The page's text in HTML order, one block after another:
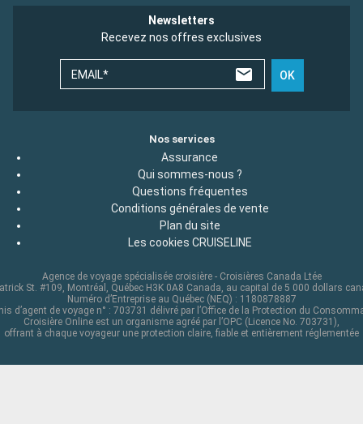
Newsletters
Recevez nos offres exclusives
EMAIL* OK
Nos services
Assurance
Qui sommes-nous ?
Questions fréquentes
Conditions générales de vente
Plan du site
Les cookies CRUISELINE
Agence de voyage spécialisée croisière - Croisières Canada Ltée
St. #109, Montréal, Québec H3K 0A8 Canada, au capital de 5 000 dollars
Numéro d’Entreprise au Québec (NEQ) : 1180878887
d’agent de voyage n° : 703731 délivré par l’Office de la Protection du
Croisière Online est un organisme agréé par l’OPC (Licence No. 703731),
offrant à chaque voyageur une protection claire, fiable et entièrement réglementée